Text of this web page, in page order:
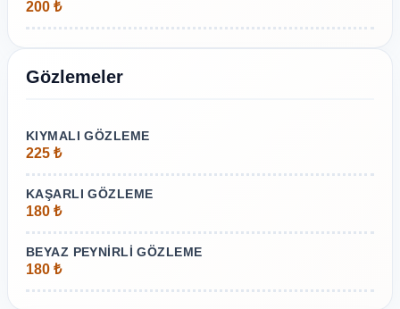
200 ₺
Gözlemeler
KIYMALI GÖZLEME
225 ₺
KAŞARLI GÖZLEME
180 ₺
BEYAZ PEYNİRLİ GÖZLEME
180 ₺